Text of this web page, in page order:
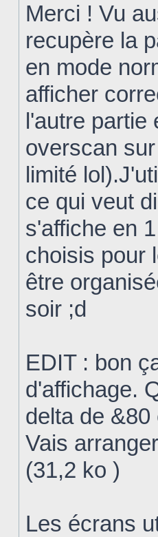
Merci ! Vu
recupère la
en mode
afficher
l'autre partie
overscan
limité
ce qui veut
s'affiche en
choisis pour
être
soir ;d
EDIT : bon
d'affichage.
delta de
Vais
(31,2 ko )
Les écrans